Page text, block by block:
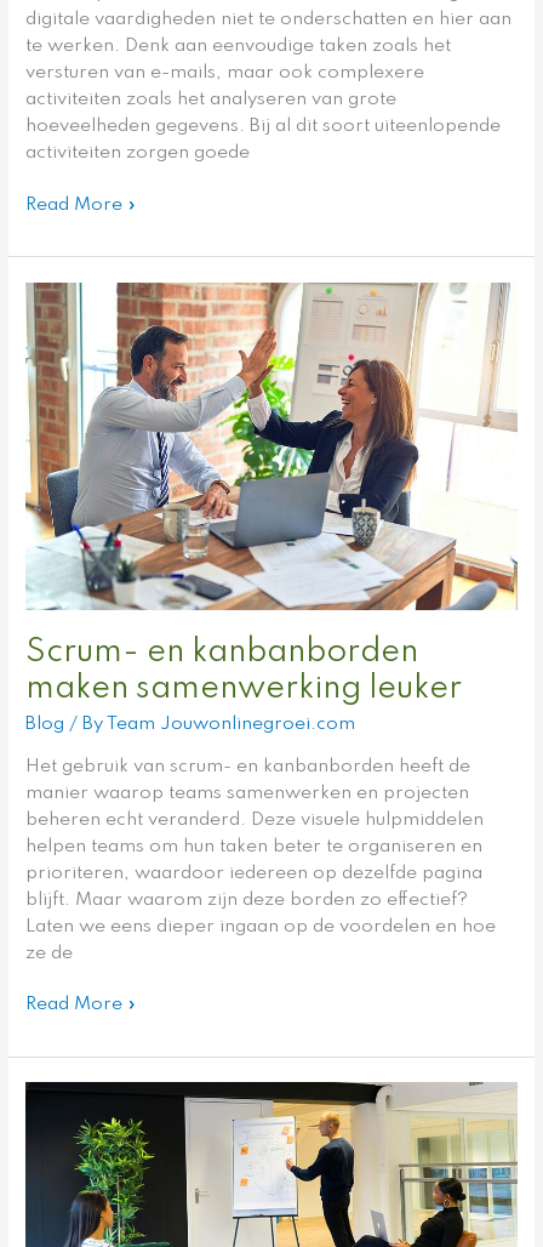
digitale vaardigheden niet te onderschatten en hier aan
te werken. Denk aan eenvoudige taken zoals het
versturen van e-mails, maar ook complexere
activiteiten zoals het analyseren van grote
hoeveelheden gegevens. Bij al dit soort uiteenlopende
activiteiten zorgen goede
Read More »
Scrum- en kanbanborden
maken samenwerking leuker
Blog / By Team Jouwonlinegroei.com
Het gebruik van scrum- en kanbanborden heeft de
manier waarop teams samenwerken en projecten
beheren echt veranderd. Deze visuele hulpmiddelen
helpen teams om hun taken beter te organiseren en
prioriteren, waardoor iedereen op dezelfde pagina
blijft. Maar waarom zijn deze borden zo effectief?
Laten we eens dieper ingaan op de voordelen en hoe
ze de
Scrum-
en
kanbanborden
maken
samenwerking
leuker
Read More »
ondernemers
kunnen